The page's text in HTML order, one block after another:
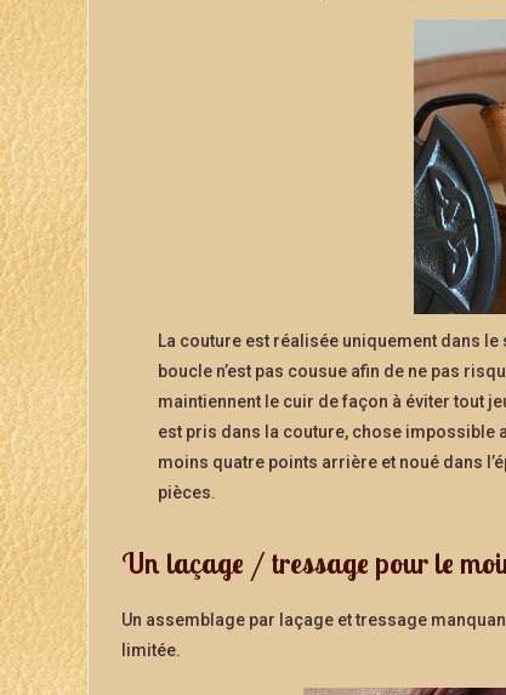
La couture est réalisée uniquement dans
boucle n’est pas cousue afin de ne pas
maintiennent le cuir de façon à éviter tout
est pris dans la couture, chose impossible
moins quatre points arrière et noué dans
pièces.
Un laçage / tressage pour le
Un assemblage par laçage et tressage
limitée.